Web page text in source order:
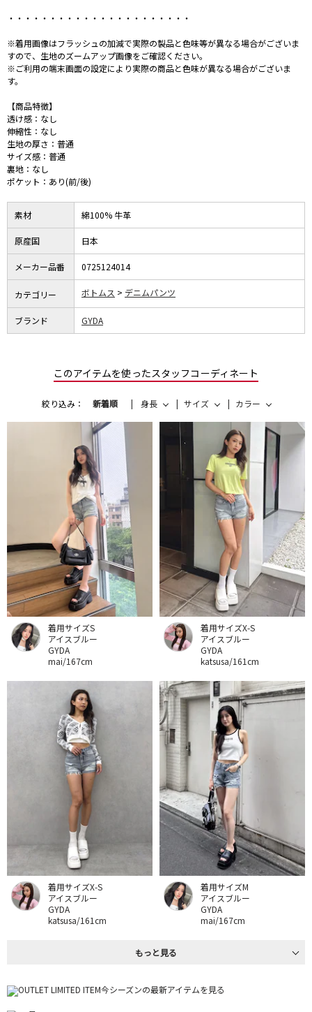
・・・・・・・・・・・・・・・・・・・・・・
※着用画像はフラッシュの加減で実際の製品と色味等が異なる場合がございま
すので、生地のズームアップ画像をご確認ください。
※ご利用の端末画面の設定により実際の商品と色味が異なる場合がございま
す。
【商品特徴】
透け感：なし
伸縮性：なし
生地の厚さ：普通
サイズ感：普通
裏地：なし
ポケット：あり(前/後)
素材 綿100% 牛革
原産国 日本
メーカー品番 0725124014
カテゴリー ボトムス デニムパンツ
ブランド GYDA
このアイテムを使ったスタッフコーディネート
絞り込み： 新着順 身長 サイズ カラー
着用サイズS
アイスブルー
GYDA
mai/167cm
着用サイズX-S
アイスブルー
GYDA
katsusa/161cm
着用サイズX-S
アイスブルー
GYDA
katsusa/161cm
着用サイズM
アイスブルー
GYDA
mai/167cm
もっと見る